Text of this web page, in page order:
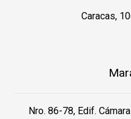
Caracas,
Nro. 86-78, Edif.